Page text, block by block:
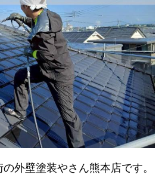
外壁塗装やさん熊本店です。